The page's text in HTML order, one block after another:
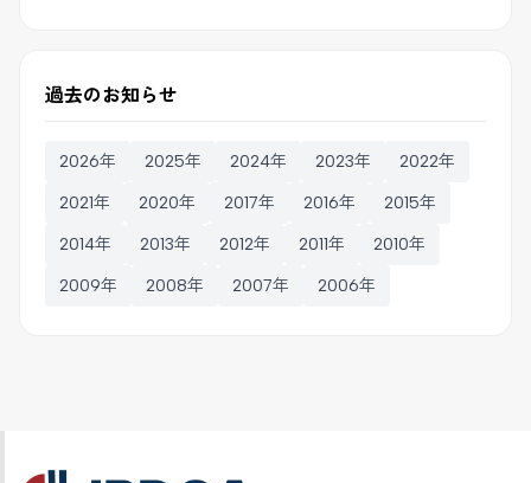
過去のお知らせ
2026年 2025年 2024年 2023年 2022年
2021年 2020年 2017年 2016年 2015年
2014年 2013年 2012年 2011年 2010年
2009年 2008年 2007年 2006年